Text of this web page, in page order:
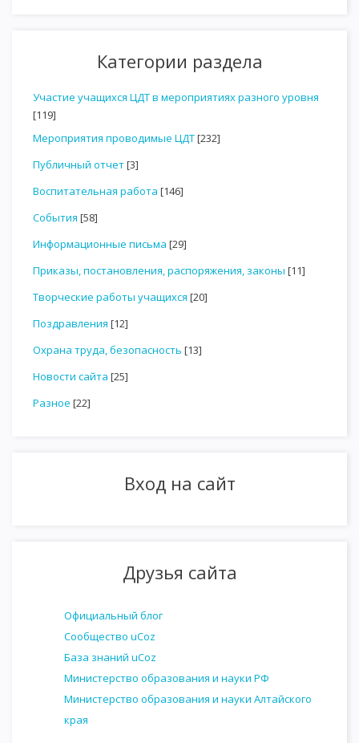
Категории раздела
Участие учащихся ЦДТ в мероприятиях разного уровня
[119]
Мероприятия проводимые ЦДТ[232]
Публичный отчет[3]
Воспитательная работа [146]
События [58]
Информационные письма [29]
Приказы, постановления, распоряжения, законы [11]
Творческие работы учащихся [20]
Поздравления [12]
Охрана труда, безопасность [13]
Новости сайта [25]
Разное [22]
Вход на сайт
Друзья сайта
Официальный блог
Сообщество uCoz
База знаний uCoz
Министерство образования и науки РФ
Министерство образования и науки Алтайского
края